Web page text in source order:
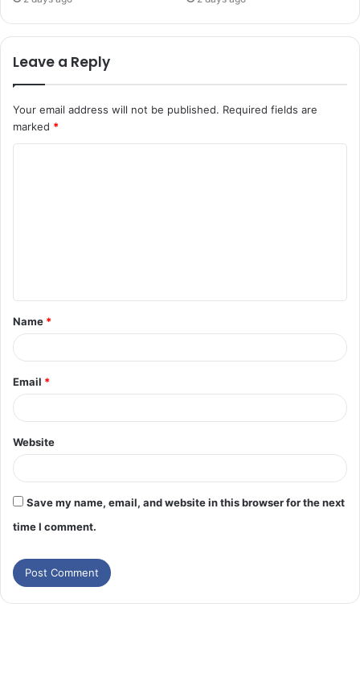
Leave a Reply
Your email address will not be published. Required fields are
marked *
Name *
Email *
Website
Save my name, email, and website in this browser for the next
time I comment.